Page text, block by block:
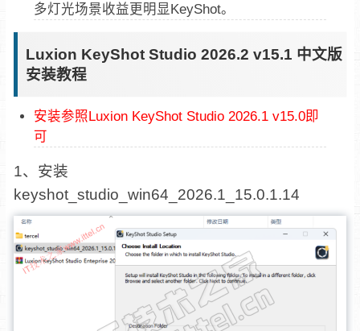
多灯光场景收益更明显KeyShot。
Luxion KeyShot Studio 2026.2 v15.1 中文版
安装教程
安装参照Luxion KeyShot Studio 2026.1 v15.0即
可
1、安装
keyshot_studio_win64_2026.1_15.0.1.14